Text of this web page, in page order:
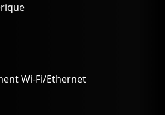
Wi-Fi/Ethernet